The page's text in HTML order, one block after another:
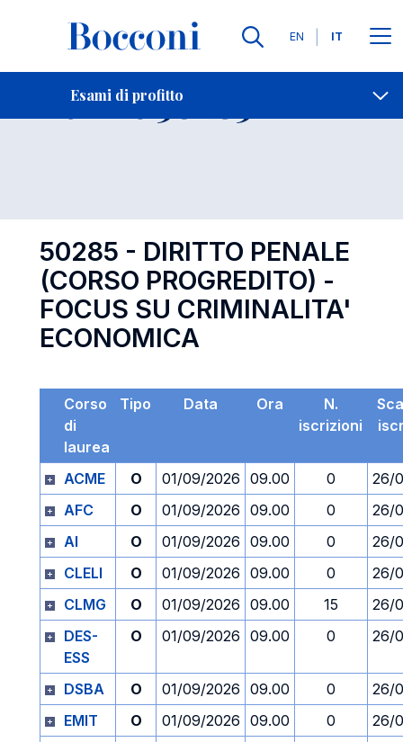
Lingue
EN IT
Esami di profitto
Contatti
Esame 50285 Open
50285 - DIRITTO PENALE
(CORSO PROGREDITO) -
FOCUS SU CRIMINALITA'
ECONOMICA
Corso
di
laurea
Tipo Data Ora
N.
iscrizioni
ACME O 01/09/2026 09.00 0
26/
AFC
O 01/09/2026 09.00 0
26/
AI
O 01/09/2026 09.00 0
26/
CLELI
O 01/09/2026 09.00 0
26/
CLMG
O 01/09/2026 09.00 15
26/
DES-
ESS
O 01/09/2026 09.00 0 26/
DSBA O 01/09/2026 09.00 0
26/
EMIT
O 01/09/2026 09.00 0
26/